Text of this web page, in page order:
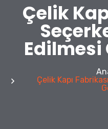
Çelik
Edilmesi
Çelik Kapı